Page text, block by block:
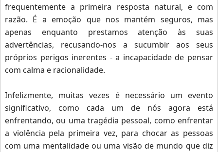
frequentemente a primeira resposta natural, e com
razão. É a emoção que nos mantém seguros, mas
apenas enquanto prestamos atenção às suas
advertências, recusando-nos a sucumbir aos seus
próprios perigos inerentes - a incapacidade de pensar
com calma e racionalidade.
Infelizmente, muitas vezes é necessário um evento
significativo, como cada um de nós agora está
enfrentando, ou uma tragédia pessoal, como enfrentar
a violência pela primeira vez, para chocar as pessoas
com uma mentalidade ou uma visão de mundo que diz